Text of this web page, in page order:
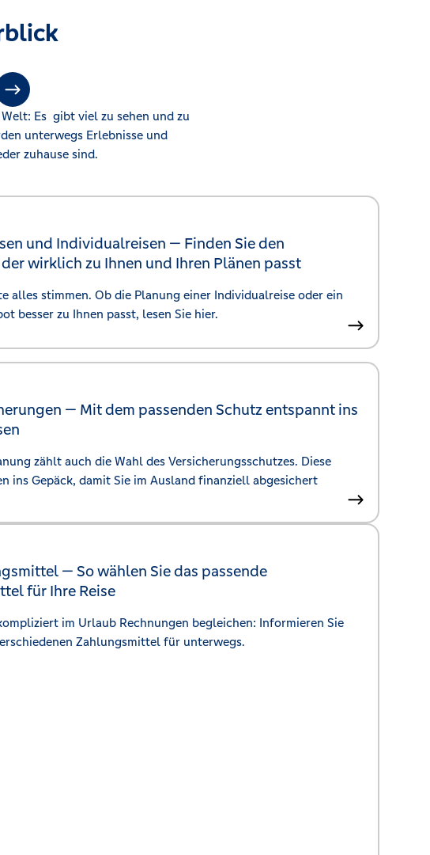
Es gibt viel zu sehen und zu
unterwegs Erlebnisse und
zuhause sind.
und Individualreisen — Finden Sie den
wirklich zu Ihnen und Ihren Plänen passt
alles stimmen. Ob die Planung einer Individualreise oder ein
besser zu Ihnen passt, lesen Sie hier.
— Mit dem passenden Schutz entspannt ins
zählt auch die Wahl des Versicherungsschutzes. Diese
ins Gepäck, damit Sie im Ausland finanziell abgesichert
— So wählen Sie das passende
für Ihre Reise
im Urlaub Rechnungen begleichen: Informieren Sie
Zahlungsmittel für unterwegs.